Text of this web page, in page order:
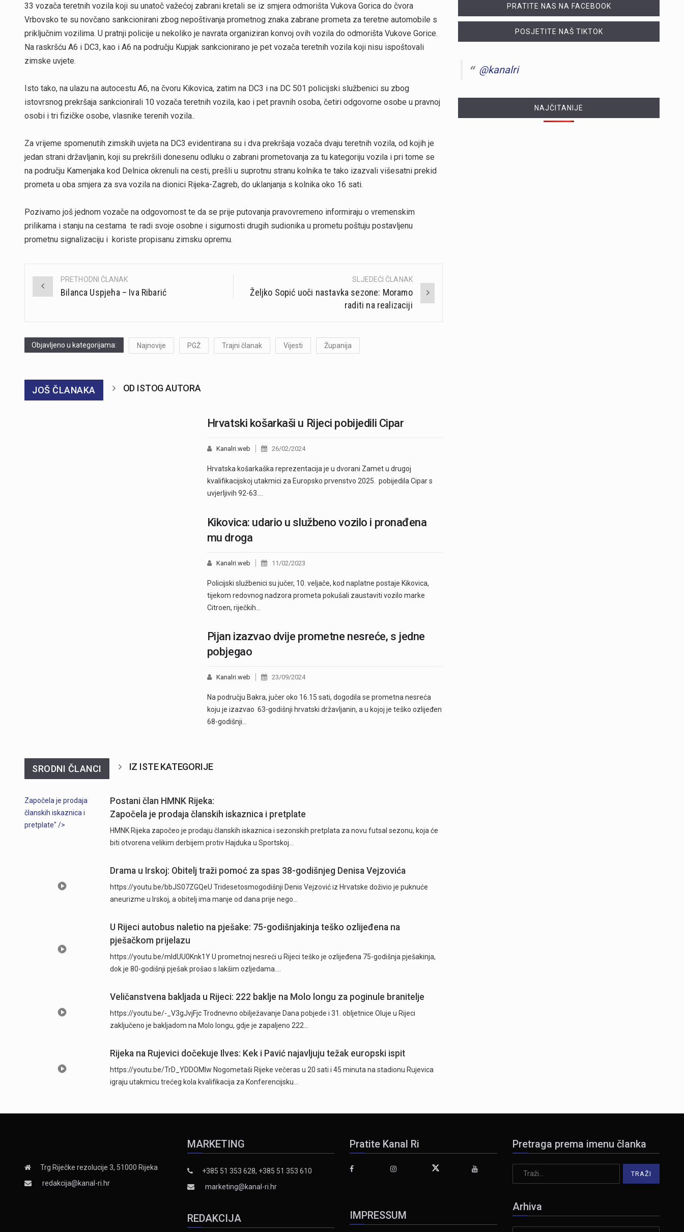
33 vozača teretnih vozila koji su unatoč važećoj zabrani kretali se iz smjera odmorišta Vukova Gorica do čvora
Vrbovsko te su novčano sankcionirani zbog nepoštivanja prometnog znaka zabrane prometa za teretne automobile s
priključnim vozilima. U pratnji policije u nekoliko je navrata organiziran konvoj ovih vozila do odmorišta Vukove Gorice.
Na raskršću A6 i DC3, kao i A6 na području Kupjak sankcionirano je pet vozača teretnih vozila koji nisu ispoštovali
zimske uvjete.
Isto tako, na ulazu na autocestu A6, na čvoru Kikovica, zatim na DC3 i na DC 501 policijski službenici su zbog
istovrsnog prekršaja sankcionirali 10 vozača teretnih vozila, kao i pet pravnih osoba, četiri odgovorne osobe u pravnoj
osobi i tri fizičke osobe, vlasnike terenih vozila..
Za vrijeme spomenutih zimskih uvjeta na DC3 evidentirana su i dva prekršaja vozača dvaju teretnih vozila, od kojih je
jedan strani državljanin, koji su prekršili donesenu odluku o zabrani prometovanja za tu kategoriju vozila i pri tome se
na području Kamenjaka kod Delnica okrenuli na cesti, prešli u suprotnu stranu kolnika te tako izazvali višesatni prekid
prometa u oba smjera za sva vozila na dionici Rijeka-Zagreb, do uklanjanja s kolnika oko 16 sati.
Pozivamo još jednom vozače na odgovornost te da se prije putovanja pravovremeno informiraju o vremenskim
prilikama i stanju na cestama te radi svoje osobne i sigurnosti drugih sudionika u prometu poštuju postavljenu
prometnu signalizaciju i koriste propisanu zimsku opremu.
Post
PRETHODNI ČLANAK
Bilanca Uspjeha – Iva Ribarić
SLJEDEĆI ČLANAK
Željko Sopić uoči nastavka sezone: Moramo
raditi na realizaciji
Objavljeno u kategorijama: Najnovije PGŽ Trajni članak Vijesti Županija
JOŠ ČLANAKA OD ISTOG AUTORA
Hrvatski košarkaši u Rijeci pobijedili Cipar
Kanalri.web 26/02/2024
Hrvatska košarkaška reprezentacija je u dvorani Zamet u drugoj
kvalifikacijskoj utakmici za Europsko prvenstvo 2025. pobijedila Cipar s
uvjerljivih 92-63.…
Kikovica: udario u službeno vozilo i pronađena
mu droga
Kanalri.web 11/02/2023
Policijski službenici su jučer, 10. veljače, kod naplatne postaje Kikovica,
tijekom redovnog nadzora prometa pokušali zaustaviti vozilo marke
Citroen, riječkih…
Pijan izazvao dvije prometne nesreće, s jedne
pobjegao
Kanalri.web 23/09/2024
Na području Bakra, jučer oko 16.15 sati, dogodila se prometna nesreća
koju je izazvao 63-godišnji hrvatski državljanin, a u kojoj je teško ozlijeđen
68-godišnji…
SRODNI ČLANCI IZ ISTE KATEGORIJE
Započela je prodaja
članskih iskaznica i
pretplate" />
Postani član HMNK Rijeka:
Započela je prodaja članskih iskaznica i pretplate
HMNK Rijeka započeo je prodaju članskih iskaznica i sezonskih pretplata za novu futsal sezonu, koja će
biti otvorena velikim derbijem protiv Hajduka u Sportskoj…
Drama u Irskoj: Obitelj traži pomoć za spas 38-godišnjeg Denisa Vejzovića
https://youtu.be/bbJS07ZGQeU Tridesetosmogodišnji Denis Vejzović iz Hrvatske doživio je puknuće
aneurizme u Irskoj, a obitelj ima manje od dana prije nego…
U Rijeci autobus naletio na pješake: 75-godišnjakinja teško ozlijeđena na
pješačkom prijelazu
https://youtu.be/mldUU0Knk1Y U prometnoj nesreći u Rijeci teško je ozlijeđena 75-godišnja pješakinja,
dok je 80-godišnji pješak prošao s lakšim ozljedama.…
Veličanstvena bakljada u Rijeci: 222 baklje na Molo longu za poginule branitelje
https://youtu.be/-_V3gJvjFjc Trodnevno obilježavanje Dana pobjede i 31. obljetnice Oluje u Rijeci
zaključeno je bakljadom na Molo longu, gdje je zapaljeno 222…
Rijeka na Rujevici dočekuje Ilves: Kek i Pavić najavljuju težak europski ispit
https://youtu.be/TrD_YDDOMIw Nogometaši Rijeke večeras u 20 sati i 45 minuta na stadionu Rujevica
igraju utakmicu trećeg kola kvalifikacija za Konferencijsku…
PRATITE NAS NA FACEBOOK
POSJETITE NAŠ TIKTOK
@kanalri
NAJČITANIJE
Trg Riječke rezolucije 3, 51000 Rijeka
redakcija@kanal-ri.hr
MARKETING
+385 51 353 628, +385 51 353 610
marketing@kanal-ri.hr
REDAKCIJA
Pratite Kanal Ri
IMPRESSUM
Pretraga prema imenu članka
Arhiva